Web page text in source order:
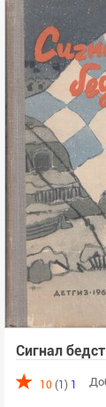
Сигнал
10 (1) 1